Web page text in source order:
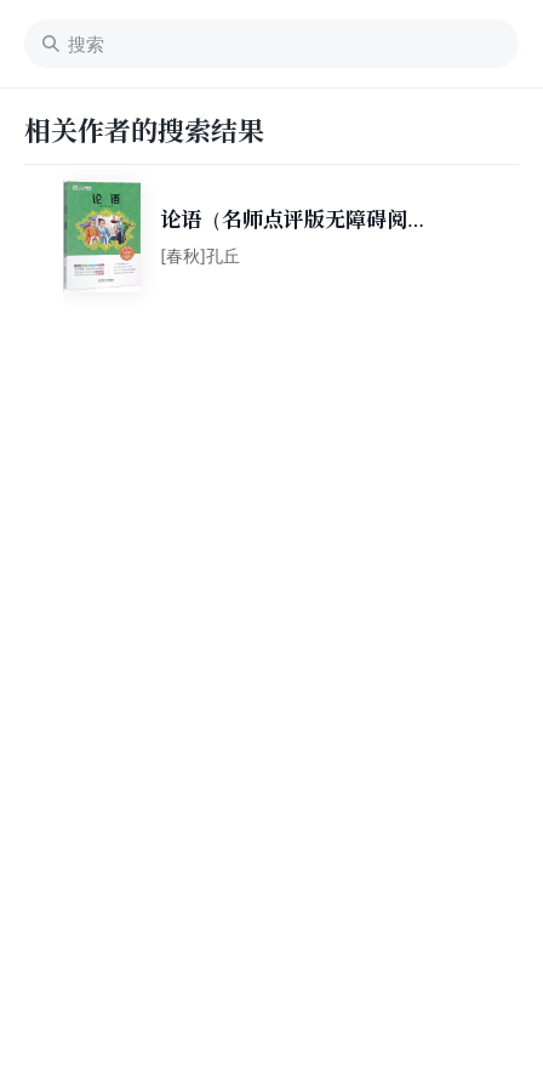
相关作者的搜索结果
论语（名师点评版无障碍阅
读）/新课标课外必读丛书·青
[春秋]孔丘